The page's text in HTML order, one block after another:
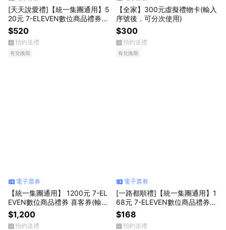
[天天說愛禮]【統一集團通用】5
20元 7-ELEVEN數位商品禮券
喜客券(輸入序號後．可分次使
用)
$520
預約送禮
有兌換期
【全家】300元虛擬禮物卡(輸入
序號後．可分次使用)
$300
預約送禮
有兌換期
電子票券
【統一集團通用】 1200元 7-EL
EVEN數位商品禮券 喜客券(輸入
序號後．可分次使用)
$1,200
預約送禮
電子票券
[一路都順禮]【統一集團通用】1
68元 7-ELEVEN數位商品禮券
喜客券(輸入序號後．可分次使
用)
$168
預約送禮